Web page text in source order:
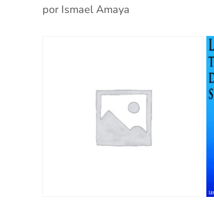
por Ismael Amaya